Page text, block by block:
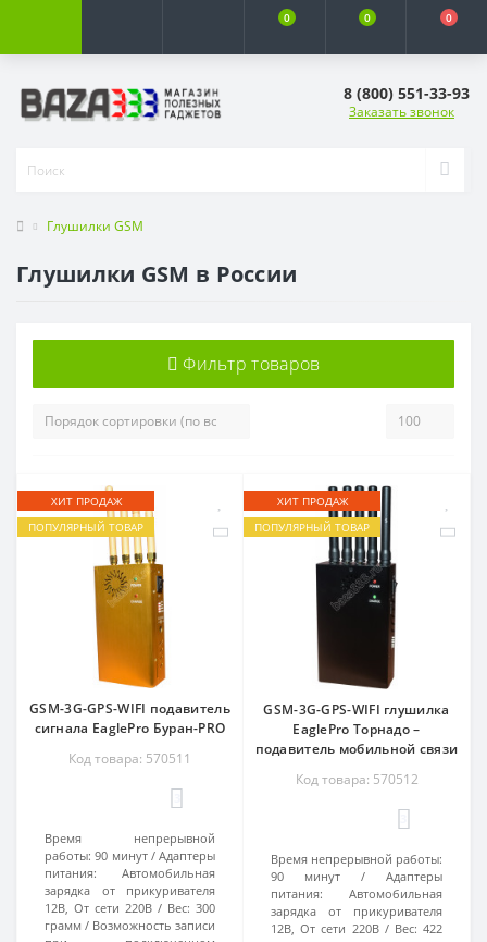
0 0 0
8 (800) 551-33-93
Заказать звонок
Глушилки GSM
Глушилки GSM в России
Фильтр товаров
ХИТ ПРОДАЖ
ПОПУЛЯРНЫЙ ТОВАР
GSM-3G-GPS-WIFI подавитель
сигнала EaglePro Буран-PRO
Код товара: 570511
Время непрерывной
работы: 90 минут
Адаптеры
питания:
Автомобильная
зарядка от прикуривателя
12В, От сети 220В
Вес: 300
грамм
Возможность записи
ХИТ ПРОДАЖ
ПОПУЛЯРНЫЙ ТОВАР
GSM-3G-GPS-WIFI глушилка
EaglePro Торнадо –
подавитель мобильной связи
Код товара: 570512
Время непрерывной работы:
90 минут
Адаптеры
питания:
Автомобильная
зарядка от прикуривателя
12В, От сети 220В
Вес: 422